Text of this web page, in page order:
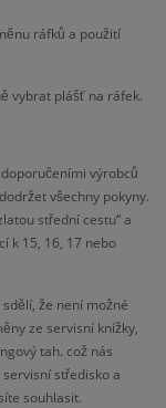
ráfků a použití
vybrat plášť na ráfek.
výrobců
všechny pokyny.
střední cestu“ a
k 15, 16, 17 nebo
že není možné
ze servisní knížky,
tah. což nás
středisko a
souhlasit.